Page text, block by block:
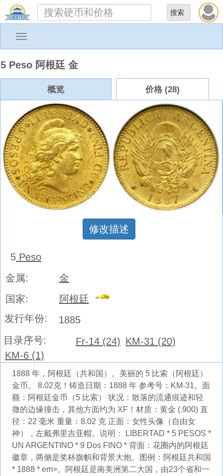
Toggle
5 Peso 阿根廷 金
概览 价格 (28)
修改描述
5 Peso
金属:
金
国家:
阿根廷
发行年份:
1885
目录序号:
Fr-14 (24) KM-31 (20)
KM-6 (1)
1888 年，阿根廷（共和国）。美丽的 5 比索（阿根廷）
金币。 8.02克！铸造日期：1888 年 参考号：KM-31。面
额：阿根廷金币（5 比索） 状况：散落的流通痕迹和轻
微的边缘撞击，其他方面约为 XF！材质：黄金 (.900) 直
径：22 毫米 重量：8.02 克 正面：女性头像（自由女
神），左戴弗里吉亚帽。说明： LIBERTAD * 5 PESOS *
UN ARGENTINO * 9 Dos FINO * 背面：花圈内的阿根廷
徽章，两侧是奖杯旗帜和背景大炮。图例：阿根廷共和国
* 1888 * em>。阿根廷是南美洲第二大国，由23个省和一